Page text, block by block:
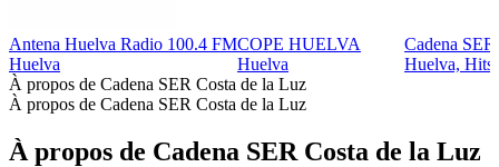
Antena Huelva Radio 100.4 FM
Huelva
COPE HUELVA
Huelva
Cadena
Huelva, Hits
À propos de Cadena SER Costa de la Luz
À propos de Cadena SER Costa de la Luz
À propos de Cadena SER Costa de la Luz